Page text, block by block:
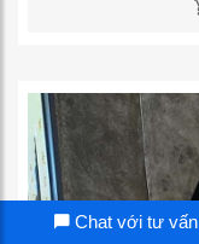
Chat với tư vấn